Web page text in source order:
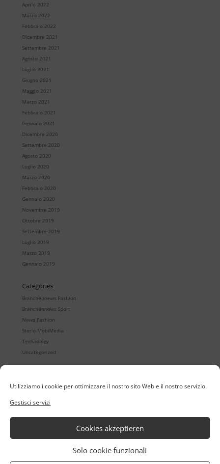
Utilizziamo i cookie per ottimizzare il nostro sito Web e il nostro servizio.
Gestisci servizi
Cookies akzeptieren
Solo cookie funzionali
Aprile 2022
Marzo 2022
Febbraio 2022
Dicembre 2021
Settembre 2021
Agosto 2021
Luglio 2021
Giugno 2021
Maggio 2021
Marzo 2021
Febbraio 2021
Gennaio 2021
Dicembre 2020
Settembre 2020
Agosto 2020
Luglio 2020
Marzo 2020
Febbraio 2020
Gennaio 2020
Novembre 2019
Ottobre 2019
Settembre 2019
Luglio 2019
Marzo 2019
Gennaio 2019
Categories
Branchennews Fashion
Branchennews Sport
News Fashion
Storie MobiMedia
Technology
Uncategorized
Quintet24
Organizzazione del retail
MobiMedia Thinktank
Servizio